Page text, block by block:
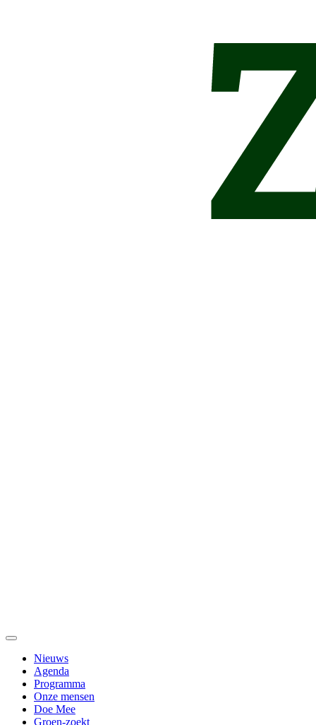
Nieuws
Agenda
Programma
Onze mensen
Doe Mee
Groen-zoekt